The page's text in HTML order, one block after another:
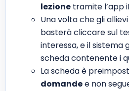
lezione tramite l’app
Una volta che gli
basterà cliccare sul
interessa, e il sistema
scheda contenente i
La scheda è
domandee non